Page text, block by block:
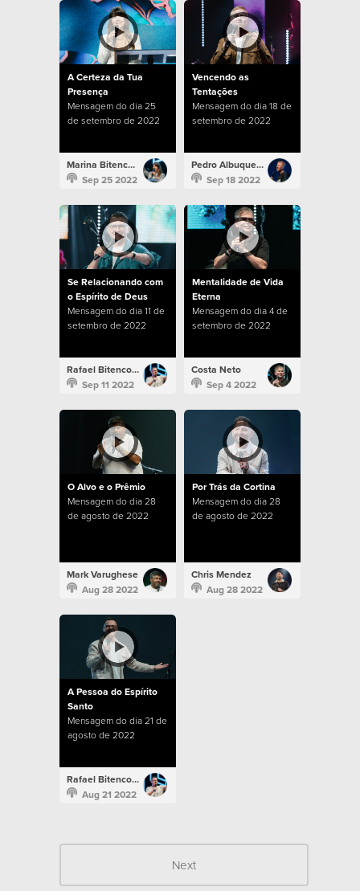
A Certeza da Tua
Presença
Mensagem do dia 25
de setembro de 2022
Marina Bitencourt
Sep 25 2022
Vencendo as
Tentações
Mensagem do dia 18 de
setembro de 2022
Pedro Albuquerque
Sep 18 2022
Se Relacionando com
o Espírito de Deus
Mensagem do dia 11 de
setembro de 2022
Rafael Bitencourt
Sep 11 2022
Mentalidade de Vida
Eterna
Mensagem do dia 4 de
setembro de 2022
Costa Neto
Sep 4 2022
O Alvo e o Prêmio
Mensagem do dia 28
de agosto de 2022
Mark Varughese
Aug 28 2022
Por Trás da Cortina
Mensagem do dia 28
de agosto de 2022
Chris Mendez
Aug 28 2022
A Pessoa do Espírito
Santo
Mensagem do dia 21 de
agosto de 2022
Rafael Bitencourt
Aug 21 2022
Next